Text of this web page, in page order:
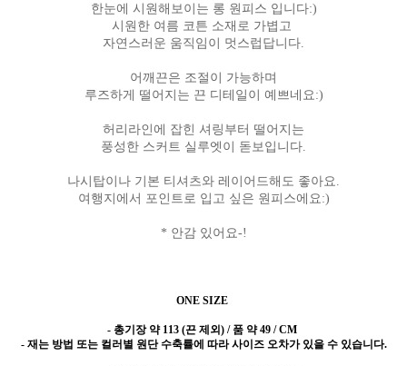
한눈에 시원해보이는 롱 원피스 입니다:)
시원한 여름 코튼 소재로 가볍고
자연스러운 움직임이 멋스럽답니다.
어깨끈은 조절이 가능하며
루즈하게 떨어지는 끈 디테일이 예쁘네요:)
허리라인에 잡힌 셔링부터 떨어지는
풍성한 스커트 실루엣이 돋보입니다.
나시탑이나 기본 티셔츠와 레이어드해도 좋아요.
여행지에서 포인트로 입고 싶은 원피스에요:)
* 안감 있어요-!
ONE SIZE
- 총기장 약 113 (끈 제외) / 품 약 49 / CM
- 재는 방법 또는 컬러별 원단 수축률에 따라 사이즈 오차가 있을 수 있습니다.